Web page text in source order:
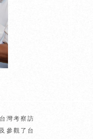
灣考察訪
參觀了台